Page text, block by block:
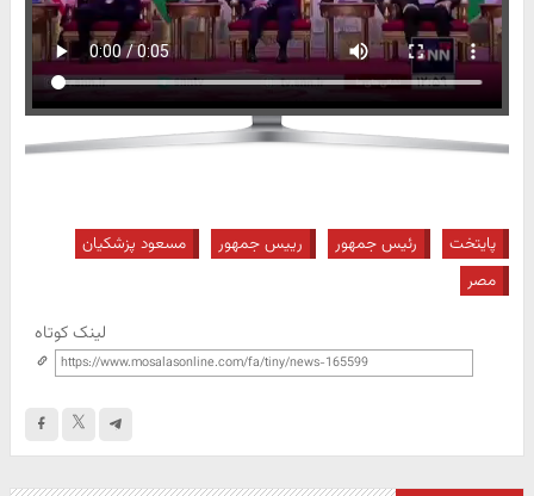
پایتخت رئیس جمهور رییس جمهور
مسعود پزشکیان
مصر
لینک کوتاه